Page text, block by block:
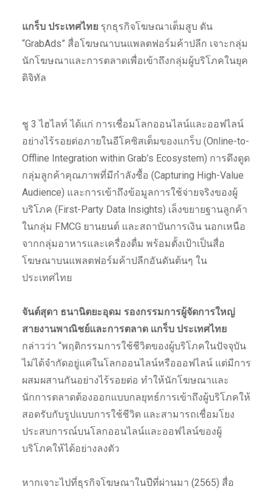
แกร็บ ประเทศไทยรุกธุรกิจโฆษณาเต็มสูบ ดัน
“GrabAds” สื่อโฆษณาบนแพลตฟอร์มค้าปลีก เจาะกลุ่ม
นักโฆษณาและการตลาดเพื่อเข้าถึงกลุ่มผู้บริโภคในยุค
ดิจิทัล
ชู 3 ไฮไลท์ ได้แก่ การเชื่อมโลกออนไลน์และออฟไลน์
อย่างไร้รอยต่อภายในอีโคซิสเต็มของแกร็บ (Online-to-
Offline Integration within Grab’s Ecosystem) การดึงดูด
กลุ่มลูกค้าคุณภาพที่มีกำลังซื้อ (Capturing High-Value
Audience) และการเข้าถึงข้อมูลการใช้จ่ายจริงของผู้
บริโภค (First-Party Data Insights) เล็งขยายฐานลูกค้า
ในกลุ่ม FMCG ยานยนต์ และสถาบันการเงิน นอกเหนือ
จากกลุ่มอาหารและเครื่องดื่ม พร้อมตั้งเป้าเป็นสื่อ
โฆษณาบนแพลตฟอร์มค้าปลีกอันดันต้นๆ ใน
ประเทศไทย
จันต์สุดา ธนานิตยะอุดม รองกรรมการผู้จัดการใหญ่
สายงานพาณิชย์และการตลาด แกร็บ ประเทศไทย
กล่าวว่า “พฤติกรรมการใช้ชีวิตของผู้บริโภคในปัจจุบัน
ไม่ได้จำกัดอยู่แค่ในโลกออนไลน์หรือออฟไลน์ แต่มีการ
ผสมผสานกันอย่างไร้รอยต่อ ทำให้นักโฆษณาและ
นักการตลาดต้องออกแบบกลยุทธ์การเข้าถึงผู้บริโภคให้
สอดรับกับรูปแบบการใช้ชีวิต และสามารถเชื่อมโยง
ประสบการณ์บนโลกออนไลน์และออฟไลน์ของผู้
บริโภคให้ได้อย่างลงตัว
หากเจาะไปที่ธุรกิจโฆษณาในปีที่ผ่านมา (2565) สื่อ